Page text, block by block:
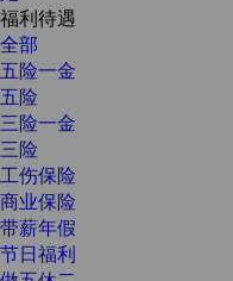
福利待遇
全部
五险一金
五险
三险一金
三险
工伤保险
商业保险
带薪年假
节日福利